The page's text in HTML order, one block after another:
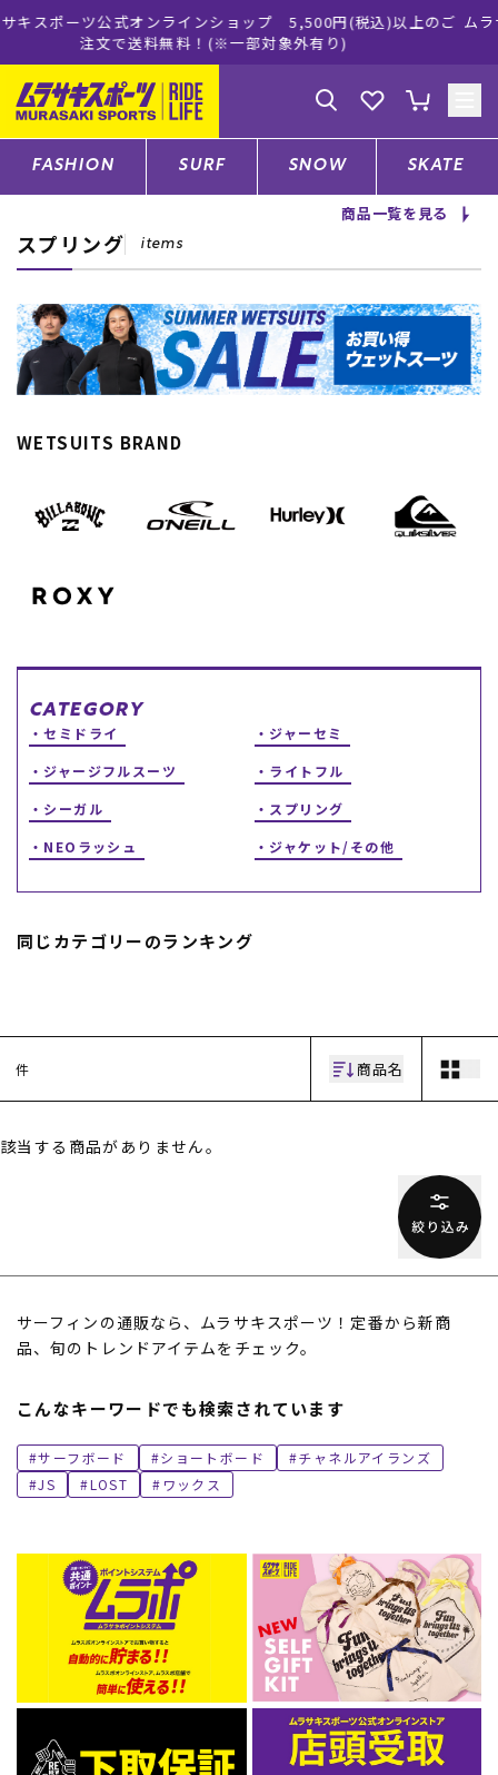
ップ 5,500円(税込)以上のご
部対象外有り)
ムラサキスポーツ公式オンライン
ゲスト様
ログイン 会員登録
CATEGORY
スノーTOP
スケートTOP
CONTENTS
特集一覧
RIDE LIFE MAGAZINE一
覧
スタッフスナップ
中古/アウトレット サー
会員ランク
店頭受取サービス
ギフトラッピング
アフターサポート
下取り保証について
FASHION SURF SNOW SKATE
商品一覧を見る
スプリング items
WETSUITS BRAND
CATEGORY
セミドライ
ジャーセミ
ジャージフルスーツ
ライトフル
シーガル
スプリング
NEOラッシュ
ジャケット/その他
同じカテゴリーのランキング
件 商品名
該当する商品がありません。
サーフィンの通販なら、ムラサキスポーツ！定番から新商
品、旬のトレンドアイテムをチェック。
こんなキーワードでも検索されています
サーフボード ショートボード
チャネルアイランズ
JS
LOST ワックス